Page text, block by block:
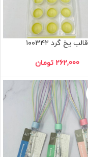
قالب یخ گرد ۱۰۰۳۴۲
262,000 تومان